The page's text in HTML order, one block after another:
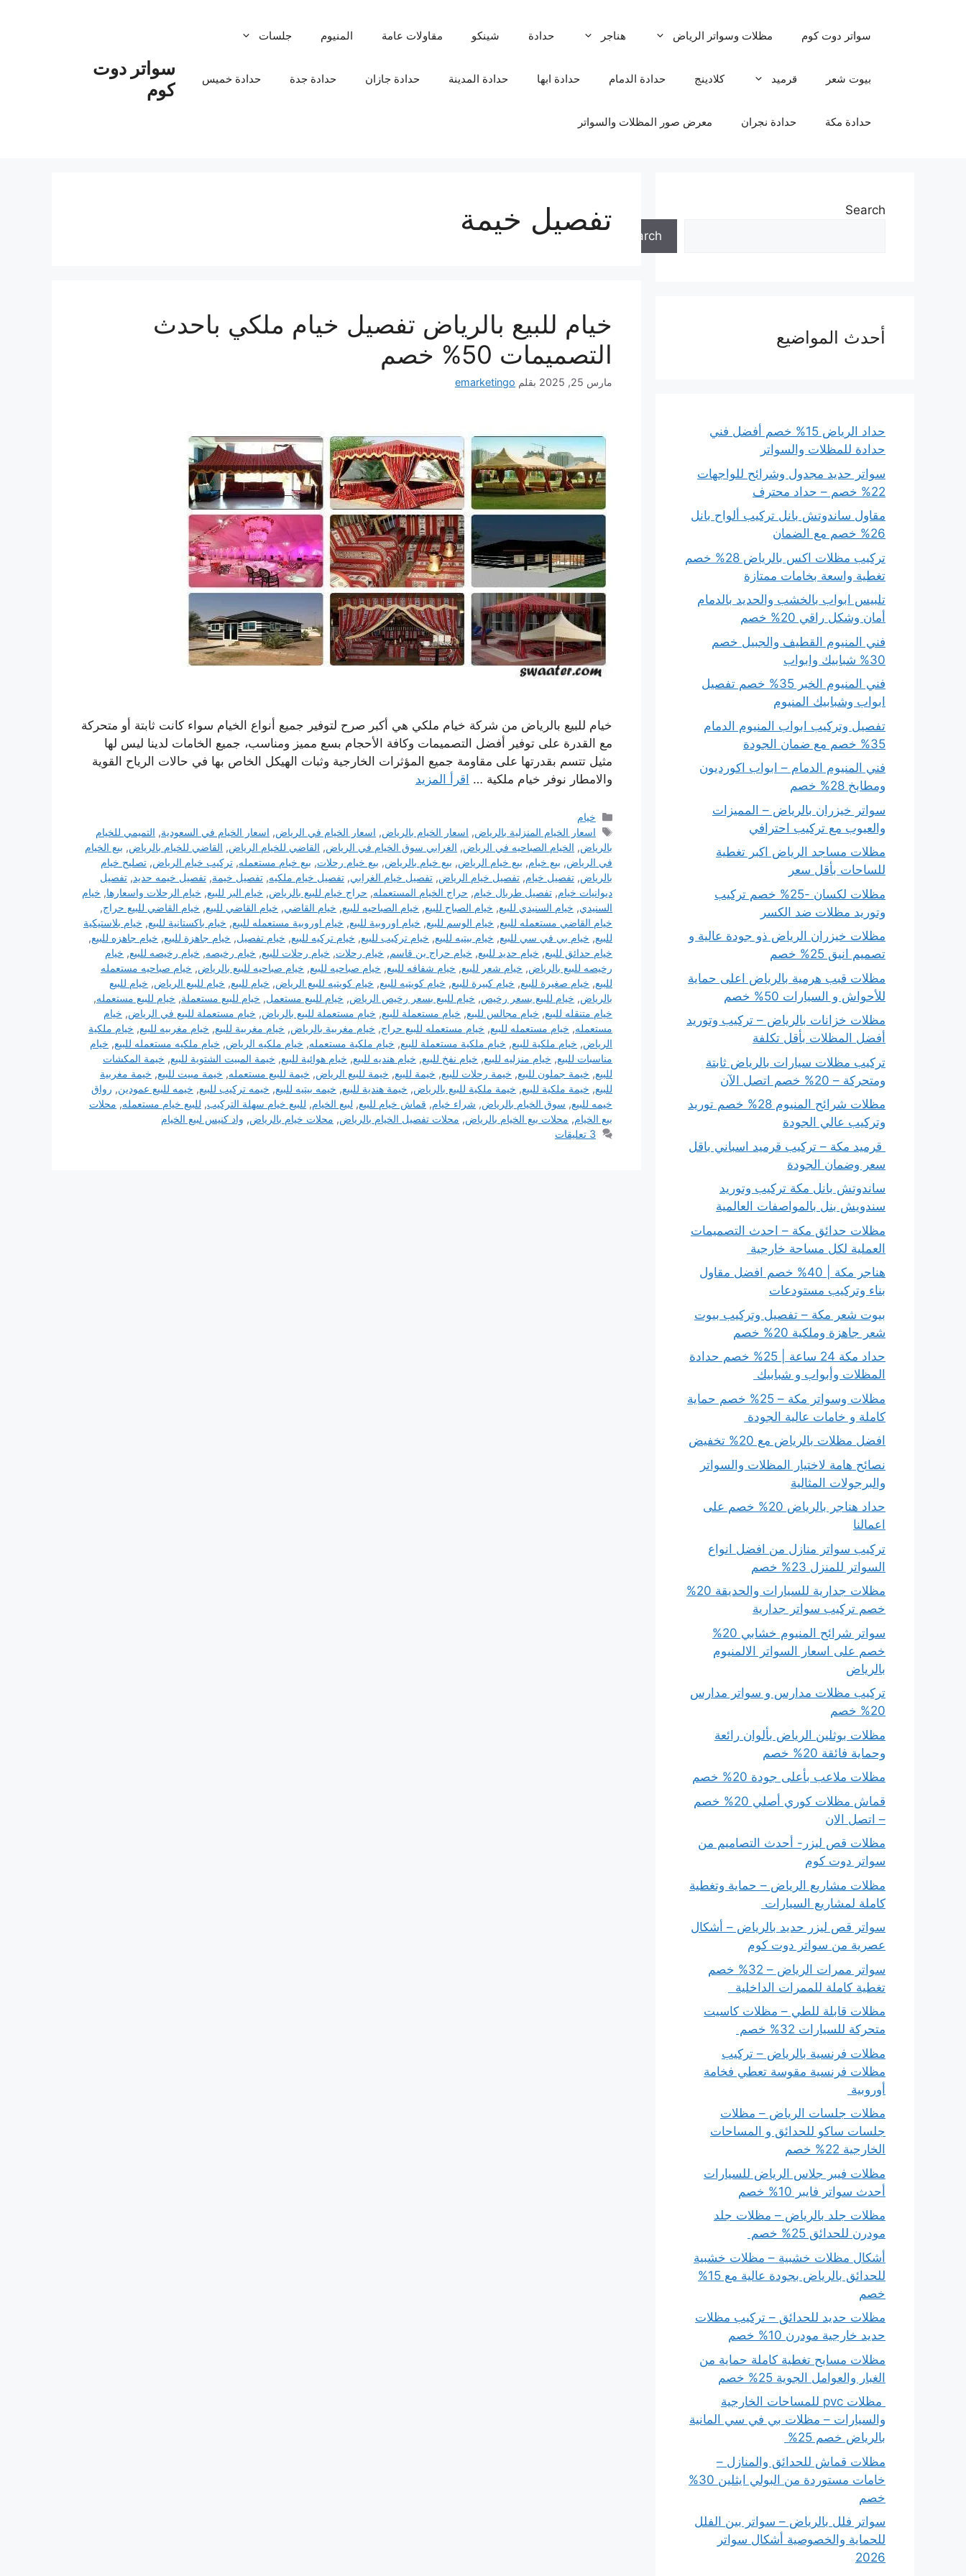
سواتر دوت
كوم
سواتر دوت كوم مظلات وسواتر الرياض هناجر حدادة شينكو مقاولات عامة المنيوم جلسات
بيوت شعر قرميد كلادينج حدادة الدمام حدادة ابها حدادة المدينة حدادة جازان حدادة جدة حدادة خميس
حدادة مكة حدادة نجران معرض صور المظلات والسواتر
تفصيل خيمة
خيام للبيع بالرياض تفصيل خيام ملكي باحدث
التصميمات 50% خصم
مارس 25, 2025 بقلم emarketingo
خيام للبيع بالرياض من شركة خيام ملكي هي أكبر صرح لتوفير جميع أنواع الخيام سواء كانت ثابتة أو متحركة
مع القدرة على توفير أفضل التصميمات وكافة الأحجام بسع مميز ومناسب، جميع الخامات لدينا ليس لها
مثيل تتسم بقدرتها على مقاومة جميع المؤثرات الخارجية وثبات الهيكل الخاص بها في حالات الرياح القوية
والامطار نوفر خيام ملكية … اقرأ المزيد
التصنيفات
خيام
الوسوم
اسعار الخيام المنزلية بالرياض, اسعار الخيام بالرياض, اسعار الخيام في الرياض, اسعار الخيام في السعودية, التميمي للخيام
بالرياض, الخيام الصباحيه في الرياض, الغرابي سوق الخيام في الرياض, القاضي للخيام الرياض, القاضي للخيام بالرياض, بيع الخيام
في الرياض, بيع خيام, بيع خيام الرياض, بيع خيام بالرياض, بيع خيام رحلات, بيع خيام مستعمله, تركيب خيام الرياض, تصليح خيام
بالرياض, تفصيل خيام, تفصيل خيام الرياض, تفصيل خيام الغرابي, تفصيل خيام ملكيه, تفصيل خيمة, تفصيل خيمه حديد, تفصيل
ديوانيات خيام, تفصيل طربال خيام, حراج الخيام المستعمله, حراج خيام للبيع بالرياض, خيام البر للبيع, خيام الرحلات واسعارها, خيام
السنيدي, خيام السنيدي للبيع, خيام الصباح للبيع, خيام الصباحيه للبيع, خيام القاضي, خيام القاضي للبيع, خيام القاضي للبيع حراج,
خيام القاضي مستعمله للبيع, خيام الوسم للبيع, خيام اوروبية للبيع, خيام اوروبية مستعمله للبيع, خيام باكستانية للبيع, خيام بلاستيكية
للبيع, خيام بي في سي للبيع, خيام بيتيه للبيع, خيام تركيب للبيع, خيام تركيه للبيع, خيام تفصيل, خيام جاهزة للبيع, خيام جاهزه للبيع,
خيام حدائق للبيع, خيام حديد للبيع, خيام حراج بن قاسم, خيام رحلات, خيام رحلات للبيع, خيام رخيصه, خيام رخيصه للبيع, خيام
رخيصه للبيع بالرياض, خيام شعر للبيع, خيام شفافه للبيع, خيام صباحيه للبيع, خيام صباحيه للبيع بالرياض, خيام صباحيه مستعمله
للبيع, خيام صغيرة للبيع, خيام كبيرة للبيع, خيام كويتيه للبيع, خيام كويتيه للبيع الرياض, خيام للبيع, خيام للبيع الرياض, خيام للبيع
بالرياض, خيام للبيع بسعر رخيص, خيام للبيع بسعر رخيص الرياض, خيام للبيع مستعمل, خيام للبيع مستعملة, خيام للبيع مستعمله,
خيام متنقله للبيع, خيام مجالس للبيع, خيام مستعملة للبيع, خيام مستعملة للبيع بالرياض, خيام مستعملة للبيع في الرياض, خيام
مستعمله, خيام مستعمله للبيع, خيام مستعمله للبيع حراج, خيام مغربية بالرياض, خيام مغربية للبيع, خيام مغربيه للبيع, خيام ملكية
الرياض, خيام ملكية للبيع, خيام ملكية مستعملة للبيع, خيام ملكية مستعمله, خيام ملكيه الرياض, خيام ملكيه مستعمله للبيع, خيام
مناسبات للبيع, خيام منزليه للبيع, خيام نفخ للبيع, خيام هنديه للبيع, خيام هوائية للبيع, خيمة المبيت الشتوية للبيع, خيمة المكشات
للبيع, خيمة جملون للبيع, خيمة رحلات للبيع, خيمة للبيع, خيمة للبيع الرياض, خيمة للبيع مستعمله, خيمة مبيت للبيع, خيمة مغربية
للبيع, خيمة ملكية للبيع, خيمة ملكية للبيع بالرياض, خيمة هندية للبيع, خيمه بيتيه للبيع, خيمه تركيب للبيع, خيمه للبيع عمودين, رواق
خيمه للبيع, سوق الخيام بالرياض, شراء خيام, قماش خيام للبيع, لبيع الخيام, للبيع خيام سهلة التركيب, للبيع خيام مستعمله, محلات
بيع الخيام, محلات بيع الخيام بالرياض, محلات تفصيل الخيام بالرياض, محلات خيام بالرياض, واد كنيس لبيع الخيام
3 تعليقات
Search
Search
أحدث المواضيع
حداد الرياض 15% خصم أفضل فني
حدادة للمظلات والسواتر
سواتر حديد مجدول وشرائح للواجهات
22% خصم – حداد محترف
مقاول ساندوتش بانل تركيب ألواح بانل
26% خصم مع الضمان
تركيب مظلات اكس بالرياض 28% خصم
تغطية واسعة بخامات ممتازة
تلبيس ابواب بالخشب والحديد بالدمام
أمان وشكل راقي 20% خصم
فني المنيوم القطيف والجبيل خصم
30% شبابيك وابواب
فني المنيوم الخبر 35% خصم تفصيل
ابواب وشبابيك المنيوم
تفصيل وتركيب ابواب المنيوم الدمام
35% خصم مع ضمان الجودة
فني المنيوم الدمام – ابواب اكورديون
ومطابخ 28% خصم
سواتر خيزران بالرياض – المميزات
والعيوب مع تركيب احترافي
مظلات مساجد الرياض اكبر تغطية
للساحات بأقل سعر
مظلات لكسان -25% خصم تركيب
وتوريد مظلات ضد الكسر
مظلات خيزران الرياض ذو جودة عالية و
تصميم انيق 25% خصم
مظلات قبب هرمية بالرياض اعلى حماية
للأحواش و السيارات 50% خصم
مظلات خزانات بالرياض – تركيب وتوريد
أفضل المظلات بأقل تكلفة
تركيب مظلات سيارات بالرياض ثابتة
ومتحركة – 20% خصم اتصل الآن
مظلات شرائح المنيوم 28% خصم توريد
وتركيب عالي الجودة
قرميد مكة – تركيب قرميد اسباني باقل
سعر وضمان الجودة
ساندوتش بانل مكة تركيب وتوريد
سندويش بنل بالمواصفات العالمية
مظلات حدائق مكة – احدث التصميمات
العملية لكل مساحة خارجية
هناجر مكة | 40% خصم افضل مقاول
بناء وتركيب مستودعات
بيوت شعر مكة – تفصيل وتركيب بيوت
شعر جاهزة وملكية 20% خصم
حداد مكة 24 ساعة | 25% خصم حدادة
المظلات وأبواب و شبابيك
مظلات وسواتر مكة – 25% خصم حماية
كاملة و خامات عالية الجودة
افضل مظلات بالرياض مع 20% تخفيض
نصائح هامة لاختيار المظلات والسواتر
والبرجولات المثالية
حداد هناجر بالرياض 20% خصم على
اعمالنا
تركيب سواتر منازل من افضل انواع
السواتر للمنزل 23% خصم
مظلات جدارية للسيارات والحديقة 20%
خصم تركيب سواتر جدارية
سواتر شرائح المنيوم خشابي 20%
خصم على اسعار السواتر الالمنيوم
بالرياض
تركيب مظلات مدارس و سواتر مدارس
20% خصم
مظلات بوثلين الرياض بألوان رائعة
وحماية فائقة 20% خصم
مظلات ملاعب بأعلى جودة 20% خصم
قماش مظلات كوري أصلي 20% خصم
– اتصل الان
مظلات قص ليزر- أحدث التصاميم من
سواتر دوت كوم
مظلات مشاريع الرياض – حماية وتغطية
كاملة لمشاريع السيارات
سواتر قص ليزر حديد بالرياض – أشكال
عصرية من سواتر دوت كوم
سواتر ممرات الرياض – 32% خصم
تغطية كاملة للممرات الداخلية
مظلات قابلة للطي – مظلات كاسيت
متحركة للسيارات 32% خصم
مظلات فرنسية بالرياض – تركيب
مظلات فرنسية مقوسة تعطي فخامة
أوروبية
مظلات جلسات الرياض – مظلات
جلسات ساكو للحدائق و المساحات
الخارجية 22% خصم
مظلات فيبر جلاس الرياض للسيارات
أحدث سواتر فايبر 10% خصم
مظلات جلد بالرياض – مظلات جلد
مودرن للحدائق 25% خصم
أشكال مظلات خشبية – مظلات خشبية
للحدائق بالرياض بجودة عالية مع 15%
خصم
مظلات حديد للحدائق – تركيب مظلات
حديد خارجية مودرن 10% خصم
مظلات مسابح تغطية كاملة حماية من
الغبار والعوامل الجوية 25% خصم
مظلات pvc للمساحات الخارجية
والسيارات – مظلات بي في سي المانية
بالرياض خصم 25%
مظلات قماش للحدائق والمنازل –
خامات مستوردة من البولي ايثلين 30%
خصم
سواتر فلل بالرياض – سواتر بين الفلل
للحماية والخصوصية أشكال سواتر
2026